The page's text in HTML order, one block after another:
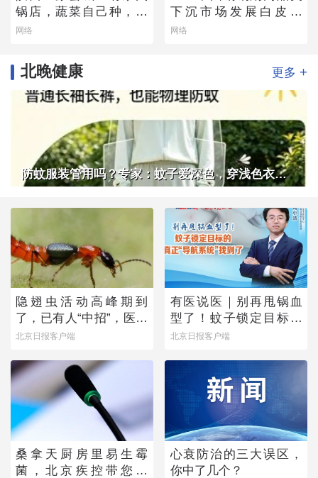
锅店，蔬菜自己种，羊
肉从盐池拉，毛肚当天
网络
下沉市场发展白皮书
——老北京味道的县域
网络
北晚健康 更多 +
防蚊服装管用吗？专家：蚊子爱深色，穿浅色衣服不易招蚊子
隐翅虫活动高峰期到
了，已有人“中招”，医生
提醒——
北京日报客户端
有医说医｜别再甩锅血
型了！蚊子锁定目标的
真正“导航系统”找到了
北京日报客户端
桑拿天厨房里易生霉
菌，北京疾控带您排
心衰防治的三大误区，
你中了几个？